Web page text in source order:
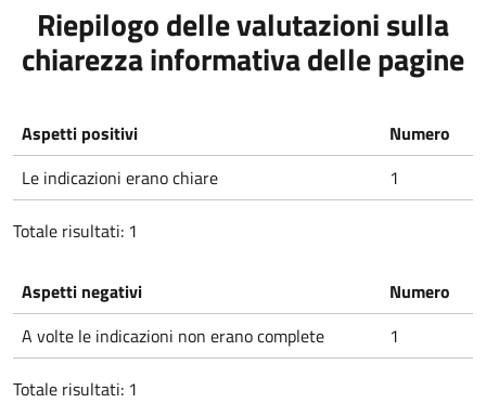
Riepilogo delle valutazioni sulla
chiarezza informativa delle pagine
Aspetti positivi
Numero
Le indicazioni erano chiare
1
Totale risultati: 1
Aspetti negativi
Numero
A volte le indicazioni non erano complete
1
Totale risultati: 1